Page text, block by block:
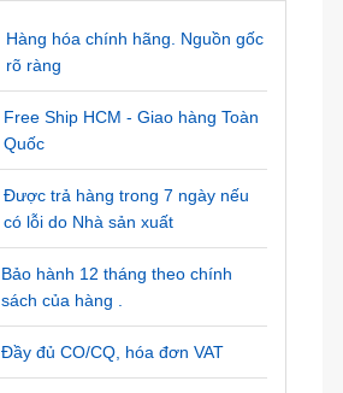
Hàng hóa chính hãng. Nguồn gốc
rõ ràng
Free Ship HCM - Giao hàng Toàn
Quốc
Được trả hàng trong 7 ngày nếu
có lỗi do Nhà sản xuất
Bảo hành 12 tháng theo chính
sách của hàng .
Đầy đủ CO/CQ, hóa đơn VAT